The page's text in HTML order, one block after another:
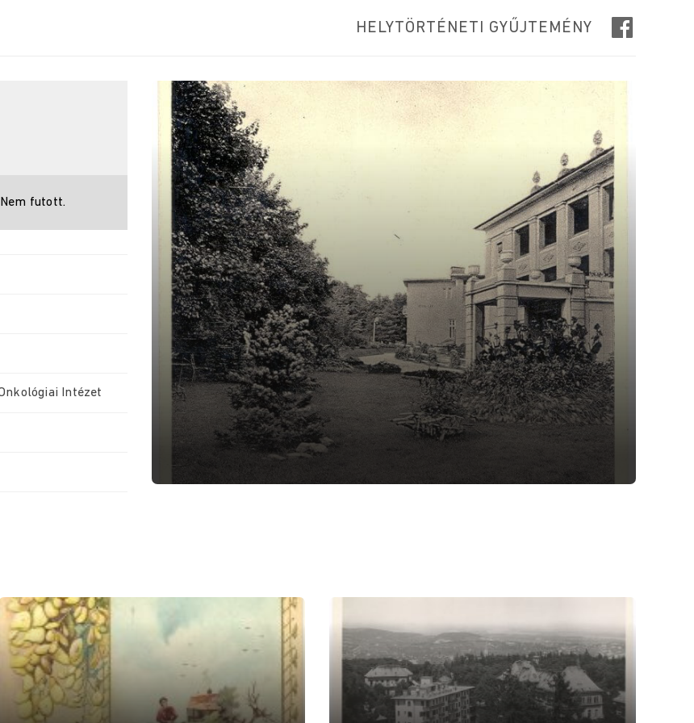
HELYTÖRTÉNETI GYŰJTEMÉNY
futott.
Intézet